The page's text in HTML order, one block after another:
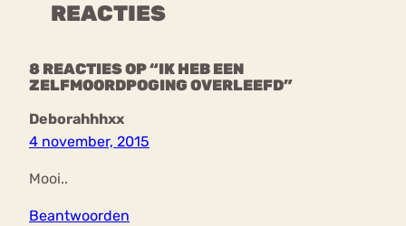
REACTIES
8 REACTIES OP “IK HEB EEN
ZELFMOORDPOGING OVERLEEFD”
Deborahhhxx
4 november, 2015
Mooi..
Beantwoorden